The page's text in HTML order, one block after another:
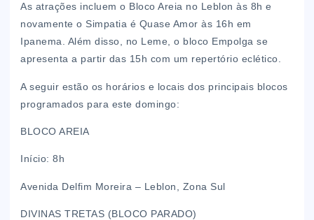
As atrações incluem o Bloco Areia no Leblon às 8h e
novamente o Simpatia é Quase Amor às 16h em
Ipanema. Além disso, no Leme, o bloco Empolga se
apresenta a partir das 15h com um repertório eclético.
A seguir estão os horários e locais dos principais blocos
programados para este domingo:
BLOCO AREIA
Início: 8h
Avenida Delfim Moreira – Leblon, Zona Sul
DIVINAS TRETAS (BLOCO PARADO)